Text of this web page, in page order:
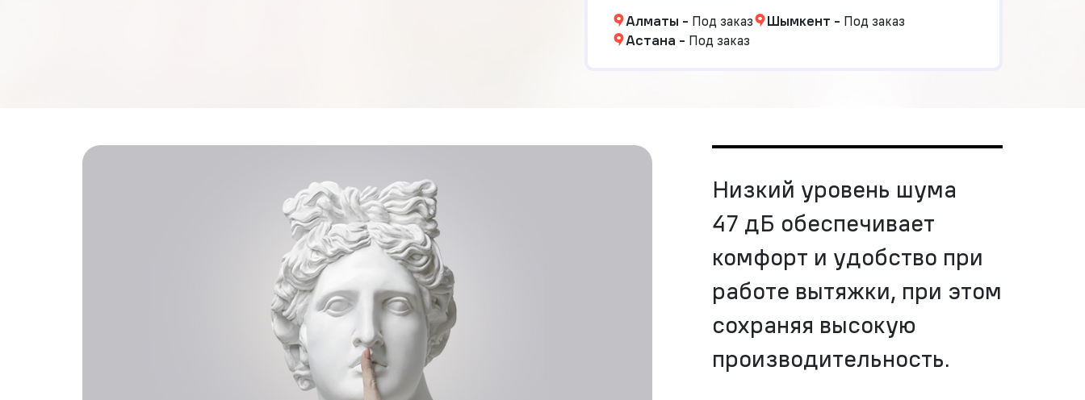
Алматы - Под заказ Шымкент - Под заказ
Астана - Под заказ
Низкий уровень шума
47 дБ обеспечивает
комфорт и удобство при
работе вытяжки, при этом
сохраняя высокую
производительность.